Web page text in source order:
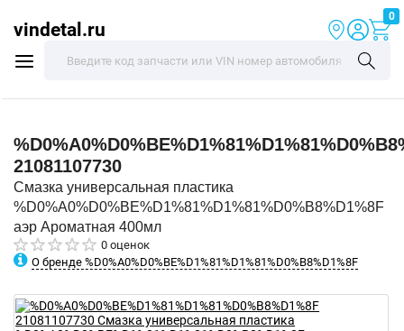
vindetal.ru
0
21081107730
Смазка универсальная пластика
%D0%A0%D0%BE%D1%81%D1%81%D0%B8%D1%8F
аэр Ароматная 400мл
0 оценок
О бренде %D0%A0%D0%BE%D1%81%D1%81%D0%B8%D1%8F